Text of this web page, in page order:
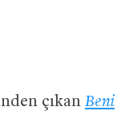
çıkan Beni